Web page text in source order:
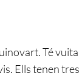
Té
Ells tenen